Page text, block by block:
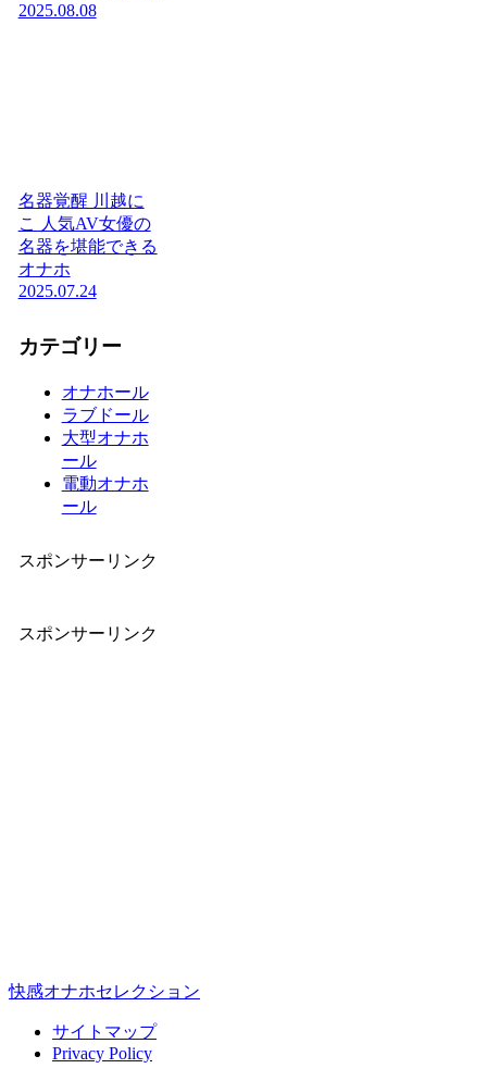
2025.08.08
名器覚醒 川越に
こ 人気AV女優の
名器を堪能できる
オナホ
2025.07.24
カテゴリー
オナホール
ラブドール
大型オナホ
ール
電動オナホ
ール
スポンサーリンク
スポンサーリンク
快感オナホセレクション
サイトマップ
Privacy Policy